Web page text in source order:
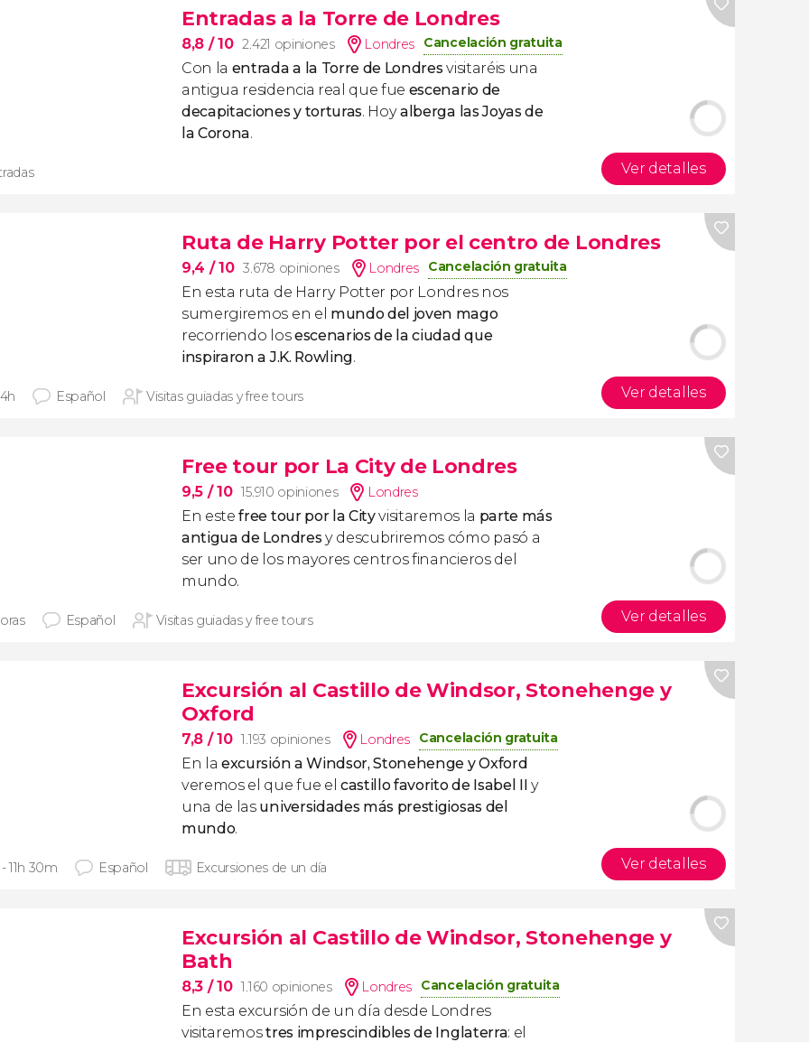
Entradas a la Torre de Londres
8,8 / 10 2.421 opiniones Londres Cancelación gratuita
Con la entrada a la Torre de Londresvisitaréis una
antigua residencia real que fue escenario de
decapitaciones y torturas. Hoyalberga las Joyas de
la Corona.
Ver detalles
Ruta de Harry Potter por el centro de Londres
9,4 / 10 3.678 opiniones Londres Cancelación gratuita
En esta ruta de Harry Potter por Londres nos
sumergiremos en el mundo del joven mago
recorriendo losescenarios de la ciudad que
inspiraron a J.K. Rowling.
Español Visitas guiadas y free tours Ver detalles
Free tour por La City de Londres
9,5 / 10 15.910 opiniones Londres
En estefree tour por la Cityvisitaremos la parte más
antigua de Londresy descubriremos cómo pasó a
ser uno de los mayores centros financieros del
mundo.
Español Visitas guiadas y free tours Ver detalles
Excursión al Castillo de Windsor, Stonehenge y
Oxford
7,8 / 10 1.193 opiniones Londres Cancelación gratuita
En laexcursión a Windsor, Stonehenge y Oxford
veremos el que fue el castillo favorito de Isabel II y
una de las universidades más prestigiosas del
mundo.
- 11h 30m Español Excursiones de un día Ver detalles
Excursión al Castillo de Windsor, Stonehenge y
Bath
8,3 / 10 1.160 opiniones Londres Cancelación gratuita
En esta excursión de un día desde Londres
visitaremostres imprescindibles de Inglaterra: el